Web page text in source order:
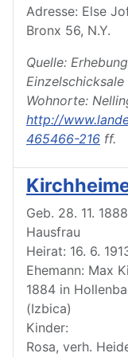
Adresse: Else
Bronx 56, N.Y.
Quelle:
Wohnorte:
http://
465466-216 ff.
Geb. 28. 11.
Hausfrau
Heirat: 16. 6.
Ehemann: Max
1884 in
(Izbica)
Kinder:
Rosa, verh.